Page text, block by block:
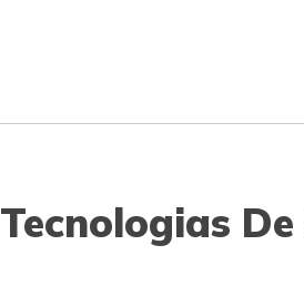
Tecnologias